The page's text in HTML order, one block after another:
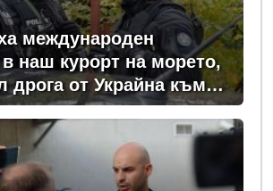
международен
наш курорт на морето,
дрога от Украйна към